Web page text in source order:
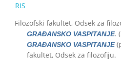
RIS
Filozofski fakultet, Odsek za
GRAĐANSKO VASPITANJE.
GRAĐANSKO VASPITANJE
fakultet, Odsek za filozofiju.